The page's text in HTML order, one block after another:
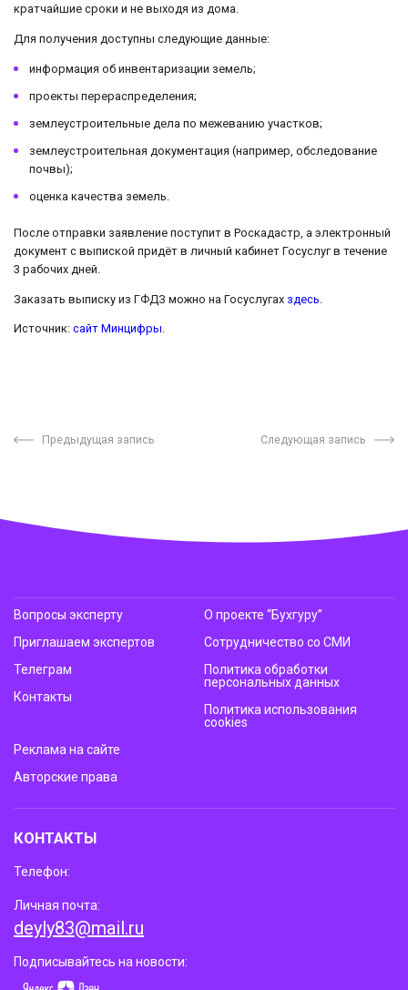
кратчайшие сроки и не выходя из дома.
Для получения доступны следующие данные:
информация об инвентаризации земель;
проекты перераспределения;
землеустроительные дела по межеванию участков;
землеустроительная документация (например, обследование
почвы);
оценка качества земель.
После отправки заявление поступит в Роскадастр, а электронный
документ с выпиской придёт в личный кабинет Госуслуг в течение
3 рабочих дней.
Заказать выписку из ГФДЗ можно на Госуслугах здесь
Источник: сайт Минцифры.
Предыдущая запись Следующая запись
Вопросы эксперту
Приглашаем экспертов
Телеграм
Контакты
О проекте “Бухгуру”
Сотрудничество со СМИ
Политика обработки
персональных данных
Политика использования
cookies
Реклама на сайте
Авторские права
КОНТАКТЫ
Телефон:
Личная почта:
deyly83@mail.ru
Подписывайтесь на новости: